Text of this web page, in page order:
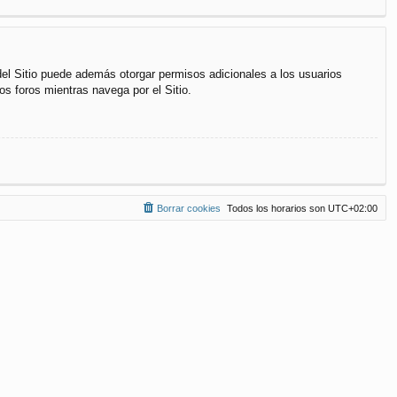
Sitio puede además otorgar permisos adicionales a los usuarios
foros mientras navega por el Sitio.
Todos los horarios son UTC+02:00
Borrar cookies